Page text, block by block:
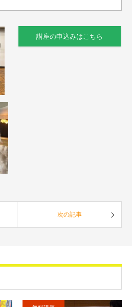
講座の申込みはこちら
次の記事